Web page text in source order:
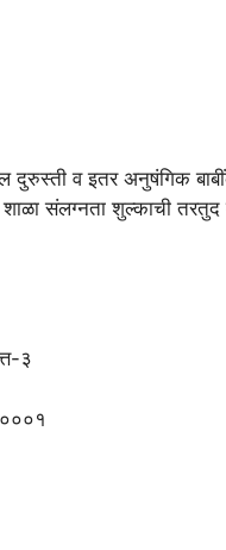
दुरुस्ती व इतर अनुषंगिक
संलग्नता शुल्काची तरतुद
३